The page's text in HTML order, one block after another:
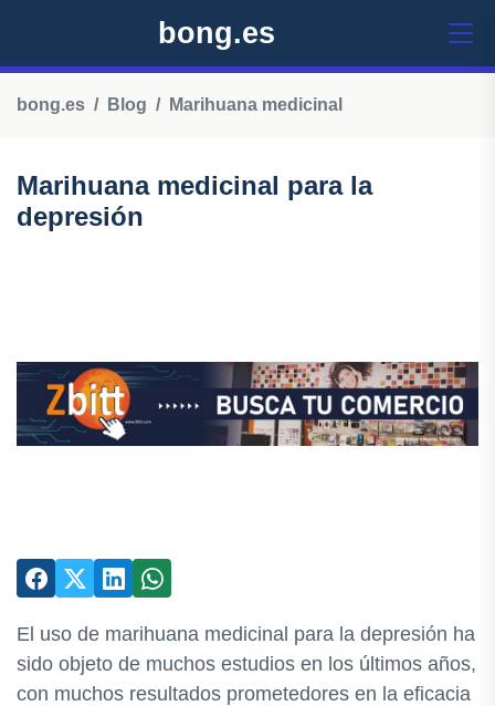
bong.es
bong.es Blog Marihuana medicinal
Marihuana medicinal para la
depresión
El uso de marihuana medicinal para la depresión ha
sido objeto de muchos estudios en los últimos años,
con muchos resultados prometedores en la eficacia